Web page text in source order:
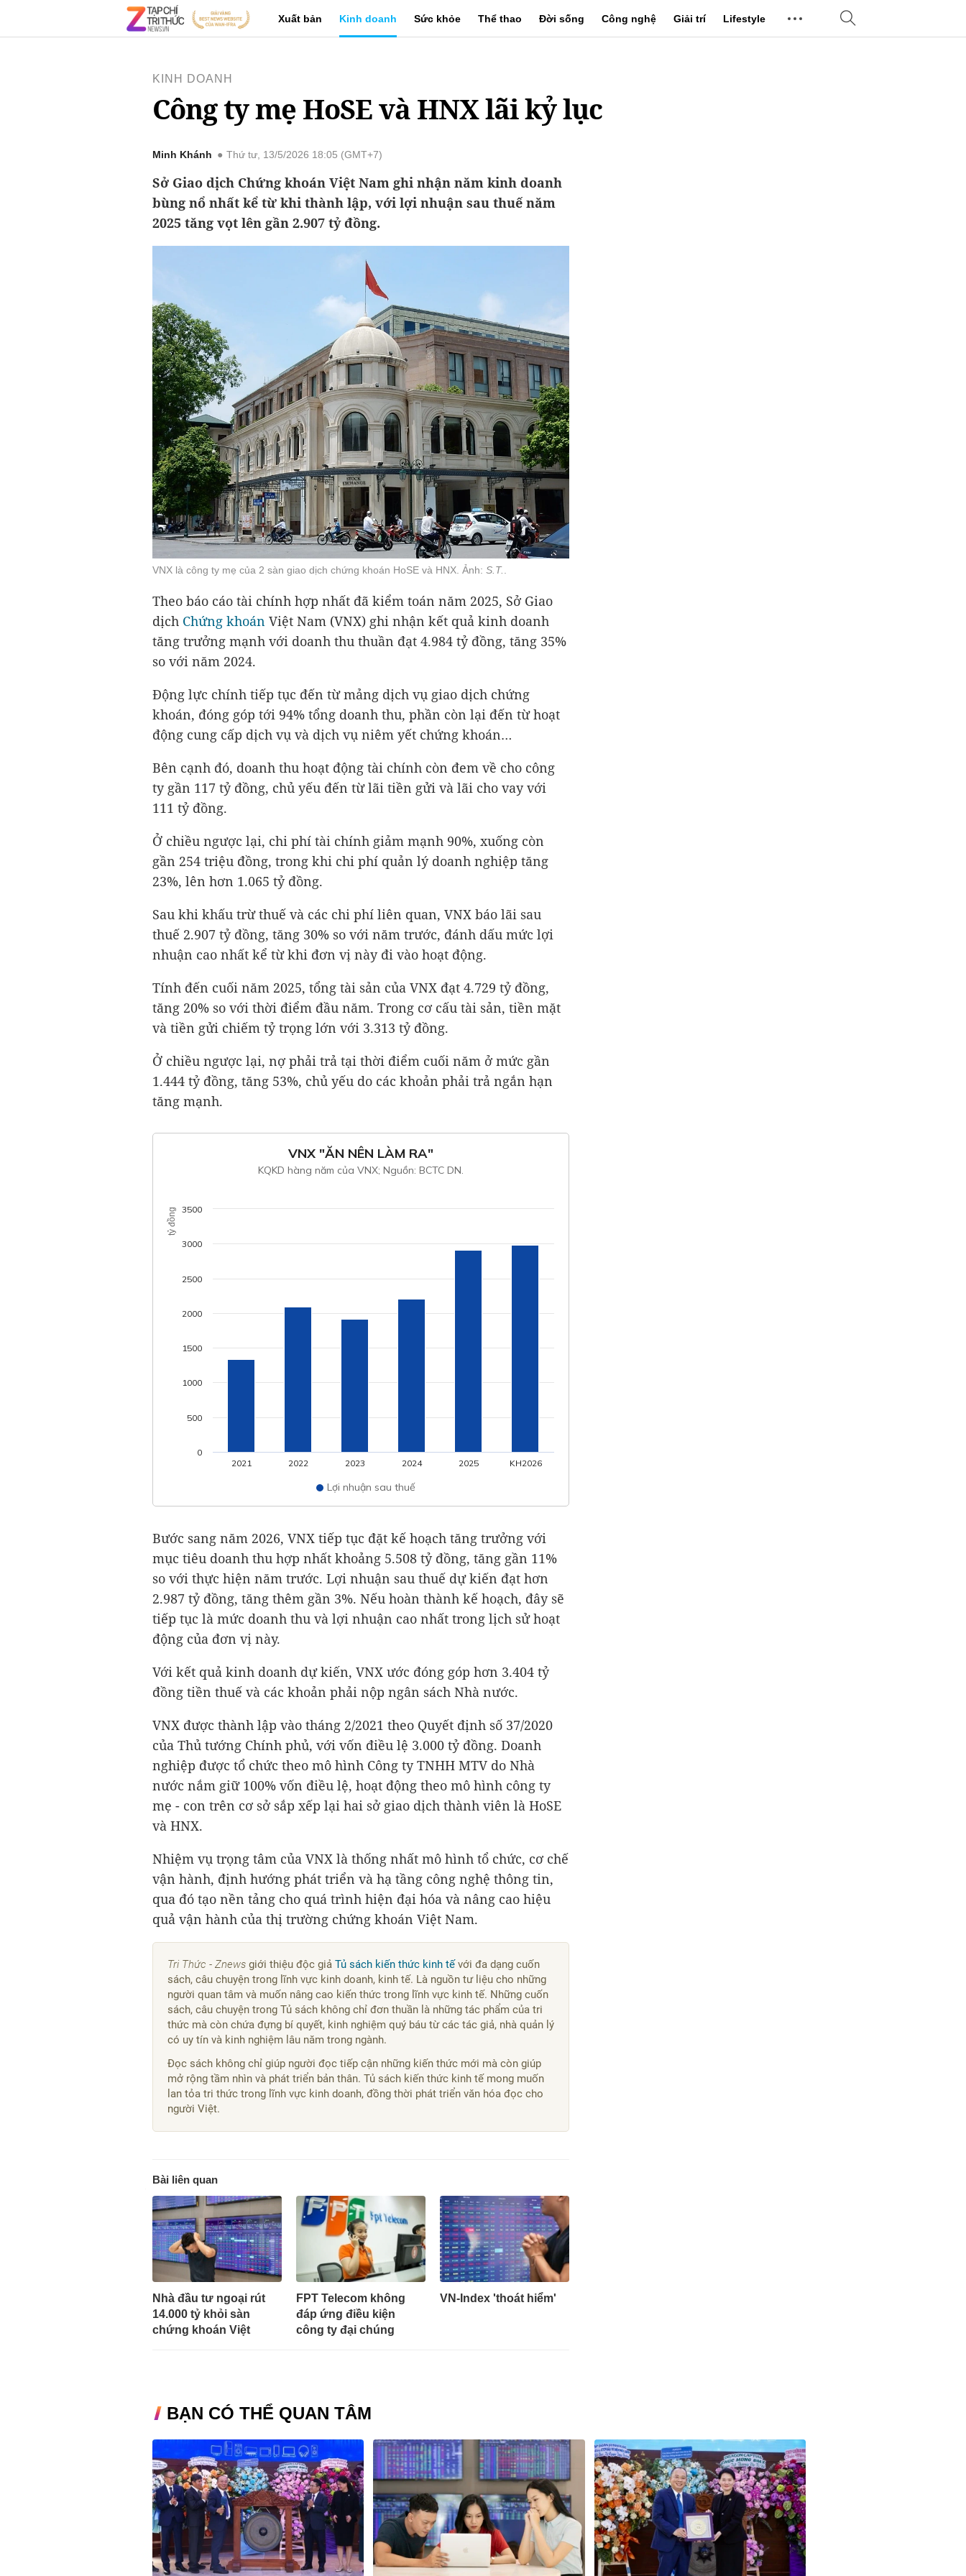
Xuất bản Kinh doanh Sức khỏe Thể thao Đời sống Công nghệ Giải trí Lifestyle
KINH DOANH
Công ty mẹ HoSE và HNX lãi kỷ lục
Minh Khánh Thứ tư, 13/5/2026 18:05 (GMT+7)
Sở Giao dịch Chứng khoán Việt Nam ghi nhận năm kinh doanh
bùng nổ nhất kể từ khi thành lập, với lợi nhuận sau thuế năm
2025 tăng vọt lên gần 2.907 tỷ đồng.
VNX là công ty mẹ của 2 sàn giao dịch chứng khoán HoSE và HNX. Ảnh: S.T.
Theo báo cáo tài chính hợp nhất đã kiểm toán năm 2025, Sở Giao
dịch Chứng khoán Việt Nam (VNX) ghi nhận kết quả kinh doanh
tăng trưởng mạnh với doanh thu thuần đạt 4.984 tỷ đồng, tăng 35%
so với năm 2024.
Động lực chính tiếp tục đến từ mảng dịch vụ giao dịch chứng
khoán, đóng góp tới 94% tổng doanh thu, phần còn lại đến từ hoạt
động cung cấp dịch vụ và dịch vụ niêm yết chứng khoán…
Bên cạnh đó, doanh thu hoạt động tài chính còn đem về cho công
ty gần 117 tỷ đồng, chủ yếu đến từ lãi tiền gửi và lãi cho vay với
111 tỷ đồng.
Ở chiều ngược lại, chi phí tài chính giảm mạnh 90%, xuống còn
gần 254 triệu đồng, trong khi chi phí quản lý doanh nghiệp tăng
23%, lên hơn 1.065 tỷ đồng.
Sau khi khấu trừ thuế và các chi phí liên quan, VNX báo lãi sau
thuế 2.907 tỷ đồng, tăng 30% so với năm trước, đánh dấu mức lợi
nhuận cao nhất kể từ khi đơn vị này đi vào hoạt động.
Tính đến cuối năm 2025, tổng tài sản của VNX đạt 4.729 tỷ đồng,
tăng 20% so với thời điểm đầu năm. Trong cơ cấu tài sản, tiền mặt
và tiền gửi chiếm tỷ trọng lớn với 3.313 tỷ đồng.
Ở chiều ngược lại, nợ phải trả tại thời điểm cuối năm ở mức gần
1.444 tỷ đồng, tăng 53%, chủ yếu do các khoản phải trả ngắn hạn
tăng mạnh.
tỷ đồng
VNX "ĂN NÊN LÀM RA"
KQKD hàng năm của VNX; Nguồn: BCTC DN.
Lợi nhuận sau thuế
2021 2022 2023 2024 2025 KH2026
0
500
1000
1500
2000
2500
3000
3500
Bước sang năm 2026, VNX tiếp tục đặt kế hoạch tăng trưởng với
mục tiêu doanh thu hợp nhất khoảng 5.508 tỷ đồng, tăng gần 11%
so với thực hiện năm trước. Lợi nhuận sau thuế dự kiến đạt hơn
2.987 tỷ đồng, tăng thêm gần 3%. Nếu hoàn thành kế hoạch, đây sẽ
tiếp tục là mức doanh thu và lợi nhuận cao nhất trong lịch sử hoạt
động của đơn vị này.
Với kết quả kinh doanh dự kiến, VNX ước đóng góp hơn 3.404 tỷ
đồng tiền thuế và các khoản phải nộp ngân sách Nhà nước.
VNX được thành lập vào tháng 2/2021 theo Quyết định số 37/2020
của Thủ tướng Chính phủ, với vốn điều lệ 3.000 tỷ đồng. Doanh
nghiệp được tổ chức theo mô hình Công ty TNHH MTV do Nhà
nước nắm giữ 100% vốn điều lệ, hoạt động theo mô hình công ty
mẹ - con trên cơ sở sắp xếp lại hai sở giao dịch thành viên là HoSE
và HNX.
Nhiệm vụ trọng tâm của VNX là thống nhất mô hình tổ chức, cơ chế
vận hành, định hướng phát triển và hạ tầng công nghệ thông tin,
qua đó tạo nền tảng cho quá trình hiện đại hóa và nâng cao hiệu
quả vận hành của thị trường chứng khoán Việt Nam.
Tri Thức - Znews giới thiệu độc giả Tủ sách kiến thức kinh tếvới đa dạng cuốn
sách, câu chuyện trong lĩnh vực kinh doanh, kinh tế. Là nguồn tư liệu cho những
người quan tâm và muốn nâng cao kiến thức trong lĩnh vực kinh tế. Những cuốn
sách, câu chuyện trong Tủ sách không chỉ đơn thuần là những tác phẩm của tri
thức mà còn chứa đựng bí quyết, kinh nghiệm quý báu từ các tác giả, nhà quản lý
có uy tín và kinh nghiệm lâu năm trong ngành.
Đọc sách không chỉ giúp người đọc tiếp cận những kiến thức mới mà còn giúp
mở rộng tầm nhìn và phát triển bản thân. Tủ sách kiến thức kinh tế mong muốn
lan tỏa tri thức trong lĩnh vực kinh doanh, đồng thời phát triển văn hóa đọc cho
người Việt.
Bài liên quan
Nhà đầu tư ngoại rút
14.000 tỷ khỏi sàn
chứng khoán Việt
FPT Telecom không
đáp ứng điều kiện
công ty đại chúng
VN-Index 'thoát hiểm'
BẠN CÓ THỂ QUAN TÂM